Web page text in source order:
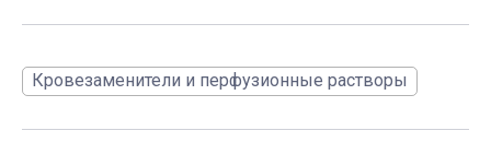
Кровезаменители и перфузионные растворы